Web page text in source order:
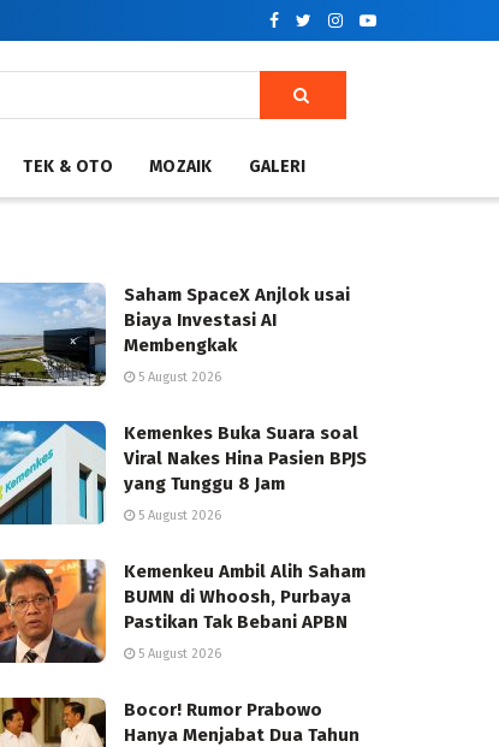
TEK & OTO MOZAIK GALERI
Saham SpaceX Anjlok usai
Biaya Investasi AI
Membengkak
5 August 2026
Kemenkes Buka Suara soal
Viral Nakes Hina Pasien BPJS
yang Tunggu 8 Jam
5 August 2026
Kemenkeu Ambil Alih Saham
BUMN di Whoosh, Purbaya
Pastikan Tak Bebani APBN
5 August 2026
Bocor! Rumor Prabowo
Hanya Menjabat Dua Tahun